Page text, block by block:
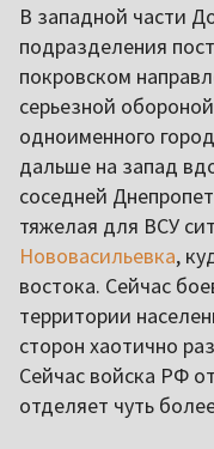
В западной части
подразделения
покровском
серьезной
одноименного
дальше на запад
соседней
тяжелая для ВСУ
Нововасильевка,
востока. Сейчас
территории
сторон хаотично
Сейчас войска РФ
отделяет чуть